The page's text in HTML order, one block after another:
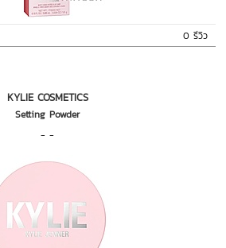
0 รีวิว
KYLIE COSMETICS
Setting Powder
- -